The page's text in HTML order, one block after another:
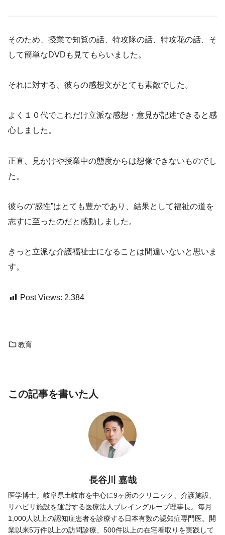
そのため、授業で知覧の話、特攻隊の話、特攻花の話、そ
して簡単なDVDも見てもらいました。
それに対する、彼らの感想文がとても素敵でした。
よく１０代でこれだけ立派な感想・意見が記述できると感
心しました。
正直、見かけや授業中の態度からは想像できないものでし
た。
彼らの“感性”はとても豊かであり、結果として福祉の道を
志すに至ったのだと感動しました。
きっと立派な介護福祉士になることは間違いないと思いま
す。
Post Views: 2,384
教育
この記事を書いた人
長谷川 嘉哉
医学博士。岐阜県土岐市を中心に9ヶ所のクリニック、介護施設、
リハビリ施設を運営する医療法人ブレイングループ理事長。毎月
1,000人以上の認知症患者を診療する日本有数の認知症専門医。開
業以来5万件以上の訪問診療、500件以上の在宅看取りを実践して